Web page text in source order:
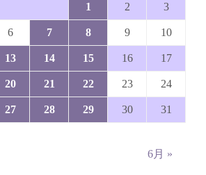
1 2 3
6 7 8 9 10
13 14 15 16 17
20 21 22 23 24
27 28 29 30 31
6月 »